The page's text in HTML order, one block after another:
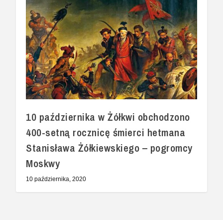
10 października w Żółkwi obchodzono
400-setną rocznicę śmierci hetmana
Stanisława Żółkiewskiego – pogromcy
Moskwy
10 października, 2020